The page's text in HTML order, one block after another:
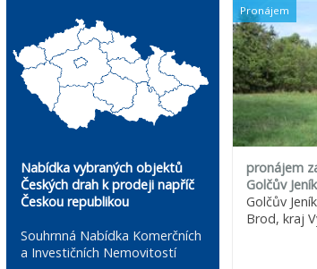
Nabídka vybraných objektů
Českých drah k prodeji napříč
Českou republikou
Souhrnná Nabídka Komerčních
a Investičních Nemovitostí
Pronájem
pronájem
Golčův
Golčův
Brod, kraj